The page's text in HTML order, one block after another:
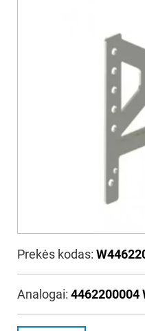
Prekės kodas:
Analogai: 4462200004